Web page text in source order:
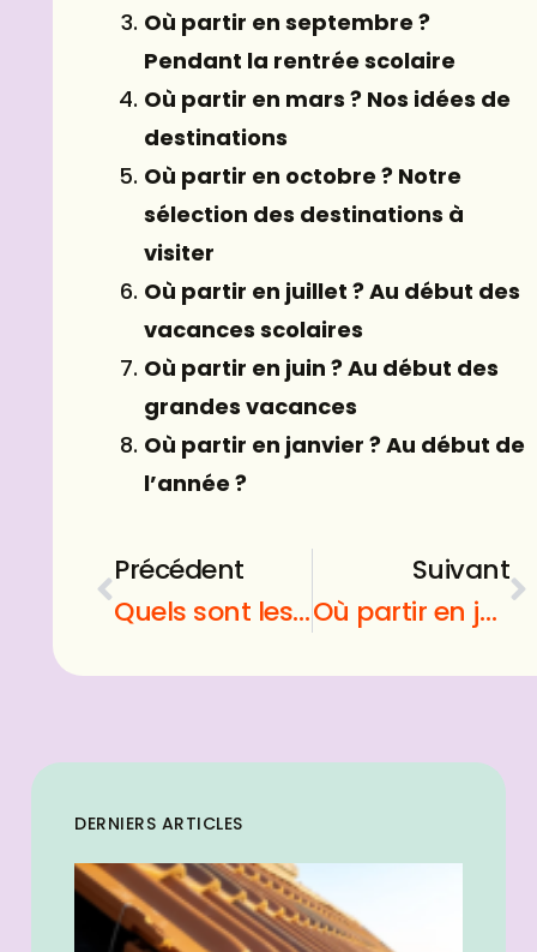
Où partir en septembre ?
Pendant la rentrée scolaire
Où partir en mars ? Nos idées de
destinations
Où partir en octobre ? Notre
sélection des destinations à
visiter
Où partir en juillet ? Au début des
vacances scolaires
Où partir en juin ? Au début des
grandes vacances
Où partir en janvier ? Au début de
l’année ?
Précédent
Quels sont les jouets à offrir pour Noel 2022 ?
Suivant
Où partir en janvier ? Au début de l’année ?
DERNIERS ARTICLES